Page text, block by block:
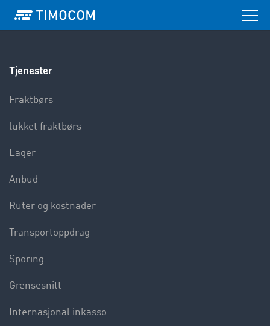
Tjenester
Fraktbørs
lukket fraktbørs
Lager
Anbud
Ruter og kostnader
Transportoppdrag
Sporing
Grensesnitt
Internasjonal inkasso